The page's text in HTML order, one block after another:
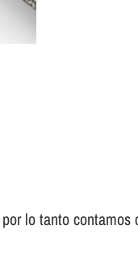
lo tanto contamos